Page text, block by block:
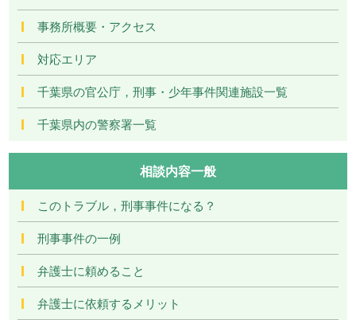
事務所概要・アクセス
対応エリア
千葉県の官公庁，刑事・少年事件関連施設一覧
千葉県内の警察署一覧
相談内容一般
このトラブル，刑事事件になる？
刑事事件の一例
弁護士に頼めること
弁護士に依頼するメリット